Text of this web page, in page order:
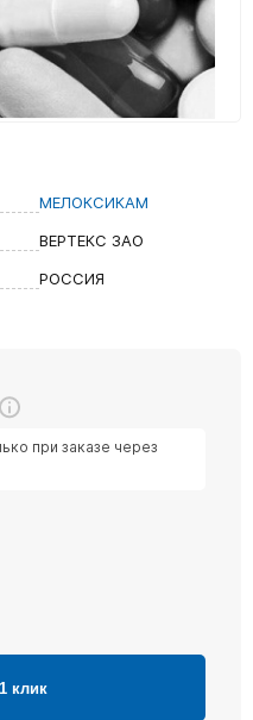
МЕЛОКСИКАМ
ВЕРТЕКС ЗАО
РОССИЯ
при заказе через
клик